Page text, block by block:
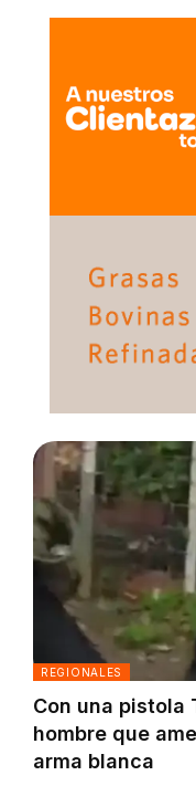
REGIONALES
Con una pistola
hombre que
arma blanca